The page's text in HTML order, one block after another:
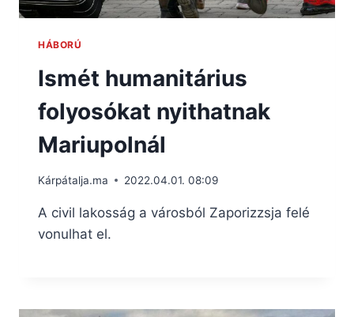
HÁBORÚ
Ismét humanitárius
folyosókat nyithatnak
Mariupolnál
Kárpátalja.ma 2022.04.01. 08:09
A civil lakosság a városból Zaporizzsja felé
vonulhat el.